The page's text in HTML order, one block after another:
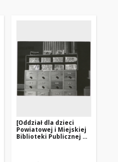
[Oddział dla dzieci
Powiatowej i Miejskiej
Biblioteki Publicznej w